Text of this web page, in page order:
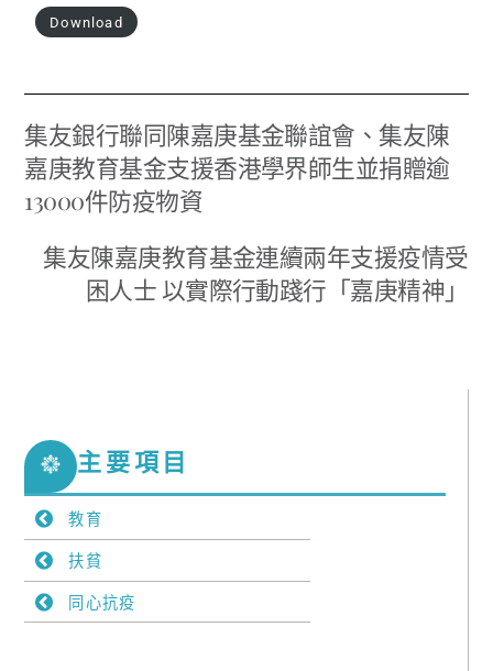
Download
集友銀行聯同陳嘉庚基金聯誼會、集友陳
嘉庚教育基金支援香港學界師生並捐贈逾
13000件防疫物資
集友陳嘉庚教育基金連續兩年支援疫情受
困人士 以實際行動踐行「嘉庚精神」
主要項目
教育
扶貧
同心抗疫